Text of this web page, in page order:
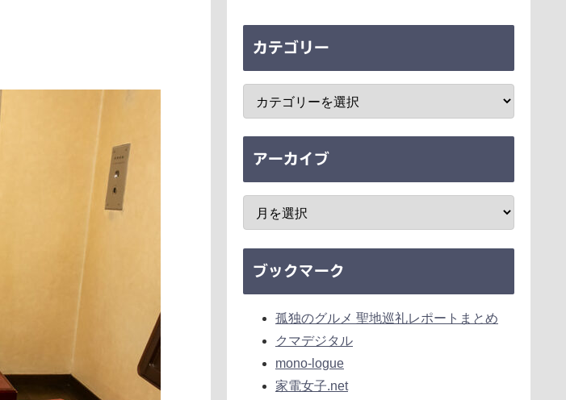
カテゴリー
アーカイブ
ブックマーク
孤独のグルメ 聖地巡礼レポートまとめ
クマデジタル
mono-logue
家電女子.net